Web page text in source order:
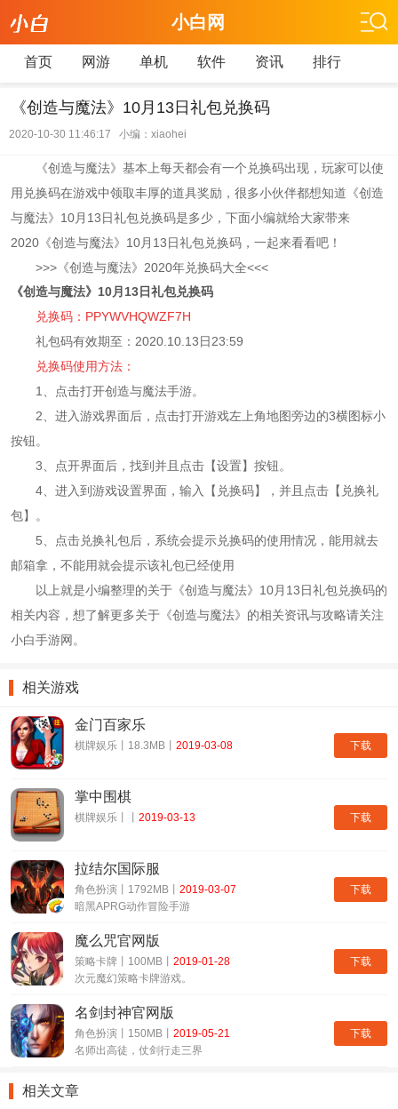
小白网
首页 网游 单机 软件 资讯 排行
《创造与魔法》10月13日礼包兑换码
2020-10-30 11:46:17 小编：xiaohei
《创造与魔法》基本上每天都会有一个兑换码出现，玩家可以使
用兑换码在游戏中领取丰厚的道具奖励，很多小伙伴都想知道《创造
与魔法》10月13日礼包兑换码是多少，下面小编就给大家带来
2020《创造与魔法》10月13日礼包兑换码，一起来看看吧！
>>>《创造与魔法》2020年兑换码大全<<<
《创造与魔法》10月13日礼包兑换码
兑换码：PPYWVHQWZF7H
礼包码有效期至：2020.10.13日23:59
兑换码使用方法：
1、点击打开创造与魔法手游。
2、进入游戏界面后，点击打开游戏左上角地图旁边的3横图标小
按钮。
3、点开界面后，找到并且点击【设置】按钮。
4、进入到游戏设置界面，输入【兑换码】，并且点击【兑换礼
包】。
5、点击兑换礼包后，系统会提示兑换码的使用情况，能用就去
邮箱拿，不能用就会提示该礼包已经使用
以上就是小编整理的关于《创造与魔法》10月13日礼包兑换码的
相关内容，想了解更多关于《创造与魔法》的相关资讯与攻略请关注
小白手游网。
相关游戏
下载
金门百家乐
棋牌娱乐丨18.3MB丨 2019-03-08
下载
掌中围棋
棋牌娱乐丨丨 2019-03-13
下载
拉结尔国际服
角色扮演丨1792MB丨 2019-03-07
暗黑APRG动作冒险手游
下载
魔么咒官网版
策略卡牌丨100MB丨 2019-01-28
次元魔幻策略卡牌游戏。
下载
名剑封神官网版
角色扮演丨150MB丨 2019-05-21
名师出高徒，仗剑行走三界
相关文章